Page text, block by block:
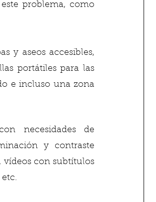
problema, como
y aseos accesibles,
portátiles para las
e incluso una zona
necesidades de
y contraste
vídeos con subtítulos